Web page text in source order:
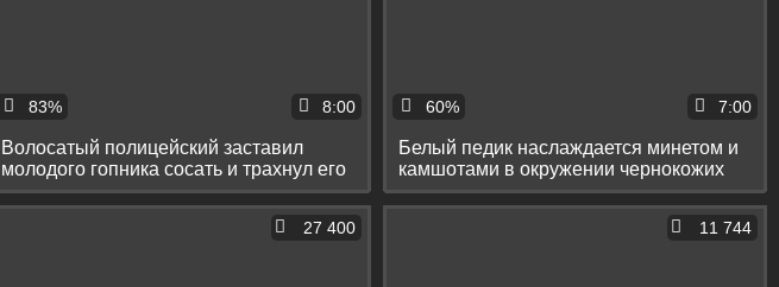
83% 8:00
Волосатый полицейский заставил
молодого гопника сосать и трахнул его
на столе
60% 7:00
Белый педик наслаждается минетом и
камшотами в окружении чернокожих
парней
27 400 11 744